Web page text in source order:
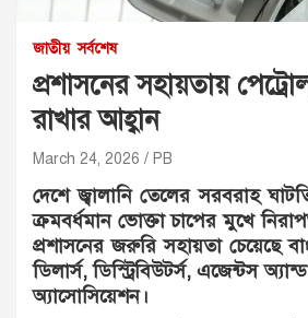
জাতীয় সর্বশেষ
প্রশাসনের সহায়তায়
রাখার আহ্বান
March 24, 2026 PB
দেশে জ্বালানি তেলের সরবরাহ
ক্রমবর্ধমান ভোক্তা চাপের মুখে
প্রশাসনের জরুরি সহায়তা চেয়েছে
ডিলার্স, ডিস্ট্রিবিউটর্স, এজেন্টস
অ্যাসোসিয়েশন।